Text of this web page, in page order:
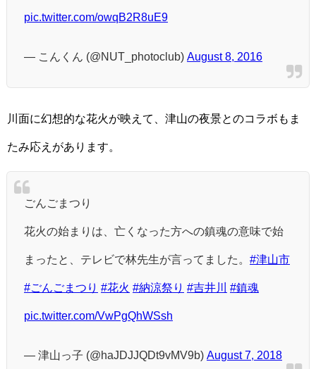
pic.twitter.com/owqB2R8uE9
— こんくん (@NUT_photoclub) August 8, 2016
川面に幻想的な花火が映えて、津山の夜景とのコラボもま
たみ応えがあります。
ごんごまつり
花火の始まりは、亡くなった方への鎮魂の意味で始
まったと、テレビで林先生が言ってました。 #津山市
#ごんごまつり #花火 #納涼祭り #吉井川 #鎮魂
pic.twitter.com/VwPgQhWSsh
— 津山っ子 (@haJDJJQDt9vMV9b) August 7, 2018